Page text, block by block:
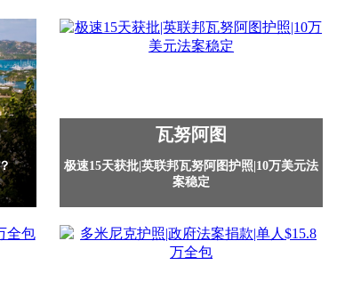
瓦努阿图
极速15天获批|英联邦瓦努阿图护照|10万美元法
案稳定